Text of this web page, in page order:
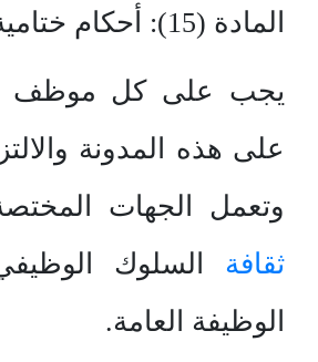
المادة (15): أحكام ختامية
يجب على كل موظف
على هذه المدونة
وتعمل الجهات
ثقافة السلوك
الوظيفة العامة.